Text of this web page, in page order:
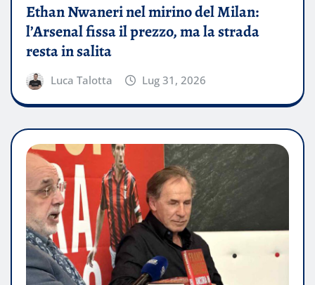
Ethan Nwaneri nel mirino del Milan:
l’Arsenal fissa il prezzo, ma la strada
resta in salita
Luca Talotta Lug 31, 2026